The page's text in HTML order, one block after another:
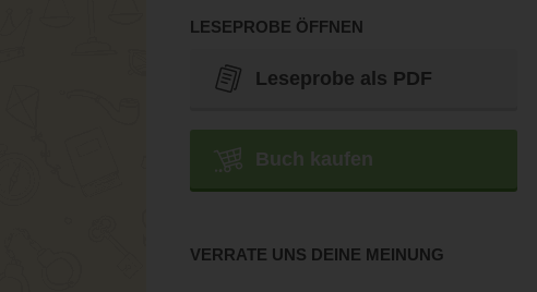
LESEPROBE ÖFFNEN
Leseprobe als PDF
Buch kaufen
VERRATE UNS DEINE MEINUNG